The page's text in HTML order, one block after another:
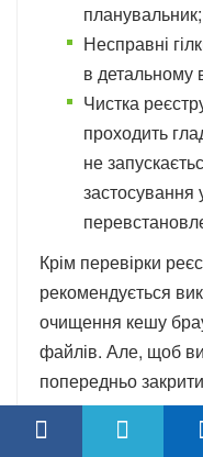
планувальник;
Несправні
в детальному
Чистка
проходить
не
застосування
Крім перевірки
рекомендується
очищення кешу
файлів. Але, щоб
попередньо
Повний огляд &187;